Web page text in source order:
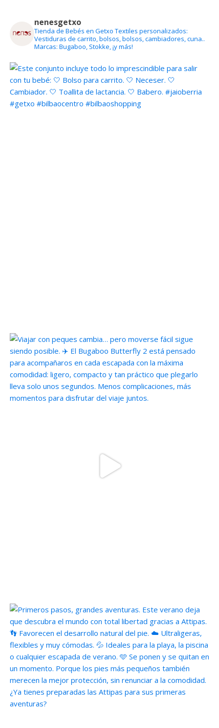
nenesgetxo
Tienda de Bebés en Getxo Textiles personalizados:
Vestiduras de carrito, bolsos, bolsos, cambiadores, cuna..
Marcas: Bugaboo, Stokke, ¡y más!